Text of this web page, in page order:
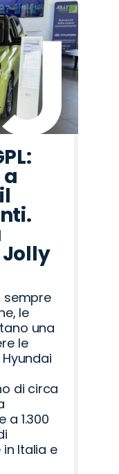
sempre
le
una
le
di circa
a 1.300
Italia e